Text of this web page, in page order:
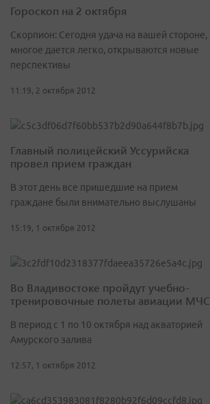
Гороскоп на 2 октября
Скорпион: Сегодня удача на вашей стороне,
многое дается легко, открываются новые
перспективы
11:19, 2 октября 2012
Главный полицейский Уссурийска
провел прием граждан
В этот день все пришедшие на прием
граждане были внимательно выслушаны
15:19, 1 октября 2012
Во Владивостоке пройдут учебно-
тренировочные полеты авиации МЧС
В период с 1 по 10 октября над акваторией
Амурского залива
12:57, 1 октября 2012